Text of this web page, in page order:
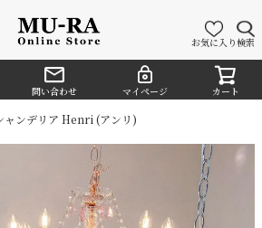
お気に入り検索
問い合わせ マイページ カート
ャンデリア Henri (アンリ)